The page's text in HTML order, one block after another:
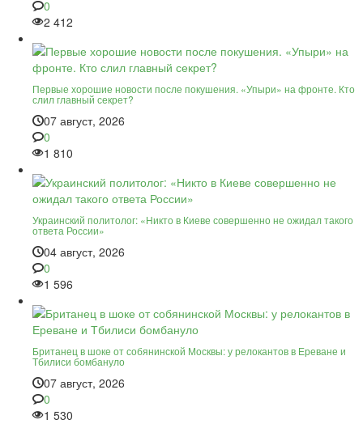
0
2 412
Первые хорошие новости после покушения. «Упыри» на фронте. Кто
слил главный секрет?
07 август, 2026
0
1 810
Украинский политолог: «Никто в Киеве совершенно не ожидал такого
ответа России»
04 август, 2026
0
1 596
Британец в шоке от собянинской Москвы: у релокантов в Ереване и
Тбилиси бомбануло
07 август, 2026
0
1 530